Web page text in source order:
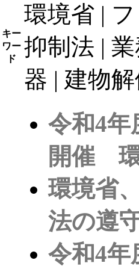
キー
ワー
ド
環境省 |
抑制法 |
器 | 建物
令和4年
開催
環境省
法の遵
令和4年